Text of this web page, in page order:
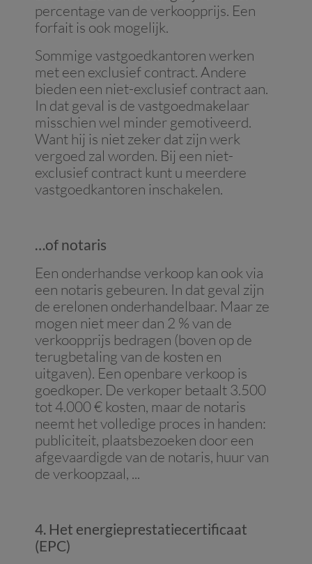
percentage van de verkoopprijs. Een
forfait is ook mogelijk.
Sommige vastgoedkantoren werken
met een exclusief contract. Andere
bieden een niet-exclusief contract aan.
In dat geval is de vastgoedmakelaar
misschien wel minder gemotiveerd.
Want hij is niet zeker dat zijn werk
vergoed zal worden. Bij een niet-
exclusief contract kunt u meerdere
vastgoedkantoren inschakelen.
…of notaris
Een onderhandse verkoop kan ook via
een notaris gebeuren. In dat geval zijn
de erelonen onderhandelbaar. Maar ze
mogen niet meer dan 2 % van de
verkoopprijs bedragen (boven op de
terugbetaling van de kosten en
uitgaven). Een openbare verkoop is
goedkoper. De verkoper betaalt 3.500
tot 4.000 € kosten, maar de notaris
neemt het volledige proces in handen:
publiciteit, plaatsbezoeken door een
afgevaardigde van de notaris, huur van
de verkoopzaal, ...
4. Het energieprestatiecertificaat
(EPC)